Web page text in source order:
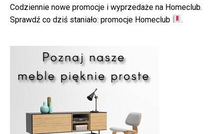
Codziennie nowe promocje i wyprzedaże na Homeclub.
Sprawdź co dziś staniało: promocje Homeclub .